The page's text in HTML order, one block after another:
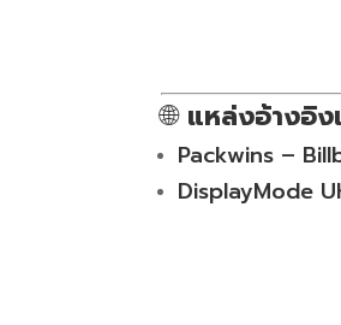
🌐 แหล่งอ้างอิง
Packwins –
DisplayMode